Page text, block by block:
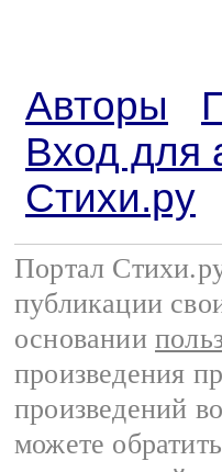
Авторы
Вход для
Стихи.ру
Портал
публикации
основании
произведения
произведений
можете